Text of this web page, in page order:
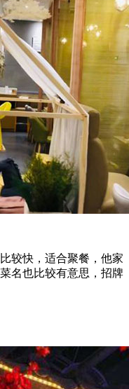
快，适合聚餐，他家
名也比较有意思，招牌